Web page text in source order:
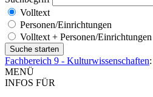
Volltext
Personen/Einrichtungen
Volltext + Personen/Einrichtungen
Fachbereich 9 - Kulturwissenschaften:
MENÜ
INFOS FÜR